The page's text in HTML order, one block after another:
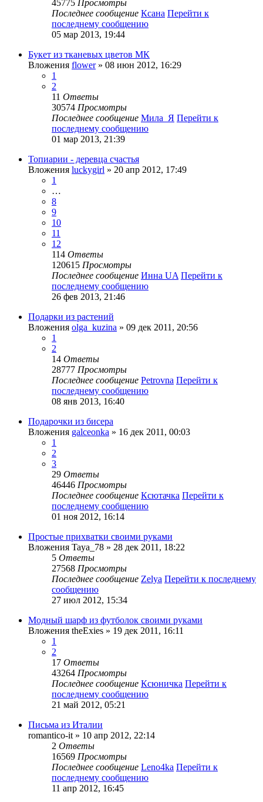
45775 Просмотры
Последнее сообщение Ксана Перейти к
последнему сообщению
05 мар 2013, 19:44
Букет из тканевых цветов МК
Вложения flower» 08 июн 2012, 16:29
1
2
11 Ответы
30574 Просмотры
Последнее сообщение Мила_Я Перейти к
последнему сообщению
01 мар 2013, 21:39
Топиарии - деревца счастья
Вложения luckygirl » 20 апр 2012, 17:49
1
…
8
9
10
11
12
114 Ответы
120615 Просмотры
Последнее сообщение Инна UA Перейти к
последнему сообщению
26 фев 2013, 21:46
Подарки из растений
Вложения olga_kuzina » 09 дек 2011, 20:56
1
2
14 Ответы
28777 Просмотры
Последнее сообщение Petrovna Перейти к
последнему сообщению
08 янв 2013, 16:40
Подарочки из бисера
Вложения galceonka » 16 дек 2011, 00:03
1
2
3
29 Ответы
46446 Просмотры
Последнее сообщение Ксютачка Перейти к
последнему сообщению
01 ноя 2012, 16:14
Простые прихватки своими руками
Вложения Taya_78 » 28 дек 2011, 18:22
5 Ответы
27568 Просмотры
Последнее сообщение Zelya Перейти к последнему
сообщению
27 июл 2012, 15:34
Модный шарф из футболок своими руками
Вложения theExies » 19 дек 2011, 16:11
1
2
17 Ответы
43264 Просмотры
Последнее сообщение Ксюничка Перейти к
последнему сообщению
21 май 2012, 05:21
Письма из Италии
romantico-it » 10 апр 2012, 22:14
2 Ответы
16569 Просмотры
Последнее сообщение Leno4ka Перейти к
последнему сообщению
11 апр 2012, 16:45